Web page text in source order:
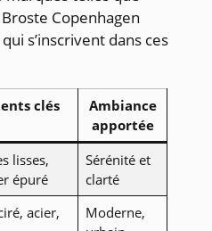
Copenhagen
s’inscrivent dans ces
clés
Ambiance
apportée
lisses,
épuré
Sérénité et
clarté
acier,
Moderne,